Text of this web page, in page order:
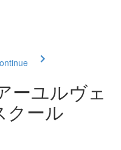
ーユルヴェ
クール